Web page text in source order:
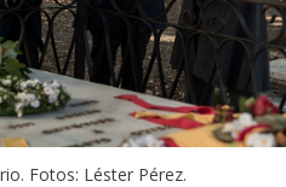
Fotos: Léster Pérez.